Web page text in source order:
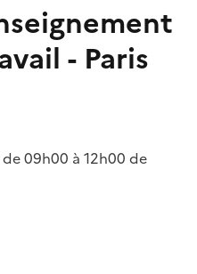
- Paris
de 09h00 à 12h00 de